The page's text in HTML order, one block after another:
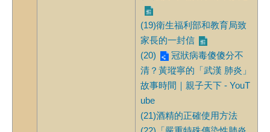
(19)衛生福利部和教育局致
家長的一封信
(20)
冠狀病毒傻傻分不
清？黃瑽寧的「武漢 肺炎」
故事時間｜親子天下 - YouT
ube
(21)酒精的正確使用方法